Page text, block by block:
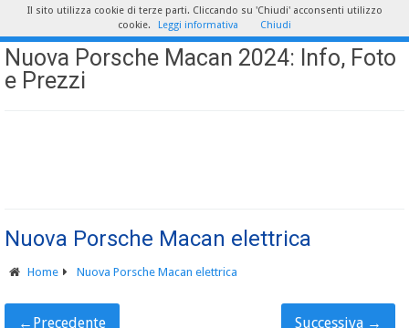
Nuova Porsche Macan 2024: Info, Foto
e Prezzi
Nuova Porsche Macan elettrica
Home Nuova Porsche Macan elettrica
← Precedente Successiva →
Il sito utilizza cookie di terze parti. Cliccando su 'Chiudi' acconsenti utilizzo
cookie.
Leggi informativa Chiudi